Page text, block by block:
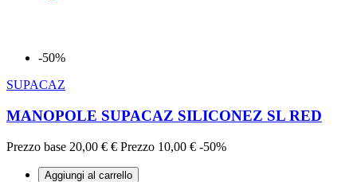
-50%
SUPACAZ
MANOPOLE SUPACAZ SILICONEZ SL RED
Prezzo base 20,00 € € Prezzo 10,00 € -50%
Aggiungi al carrello